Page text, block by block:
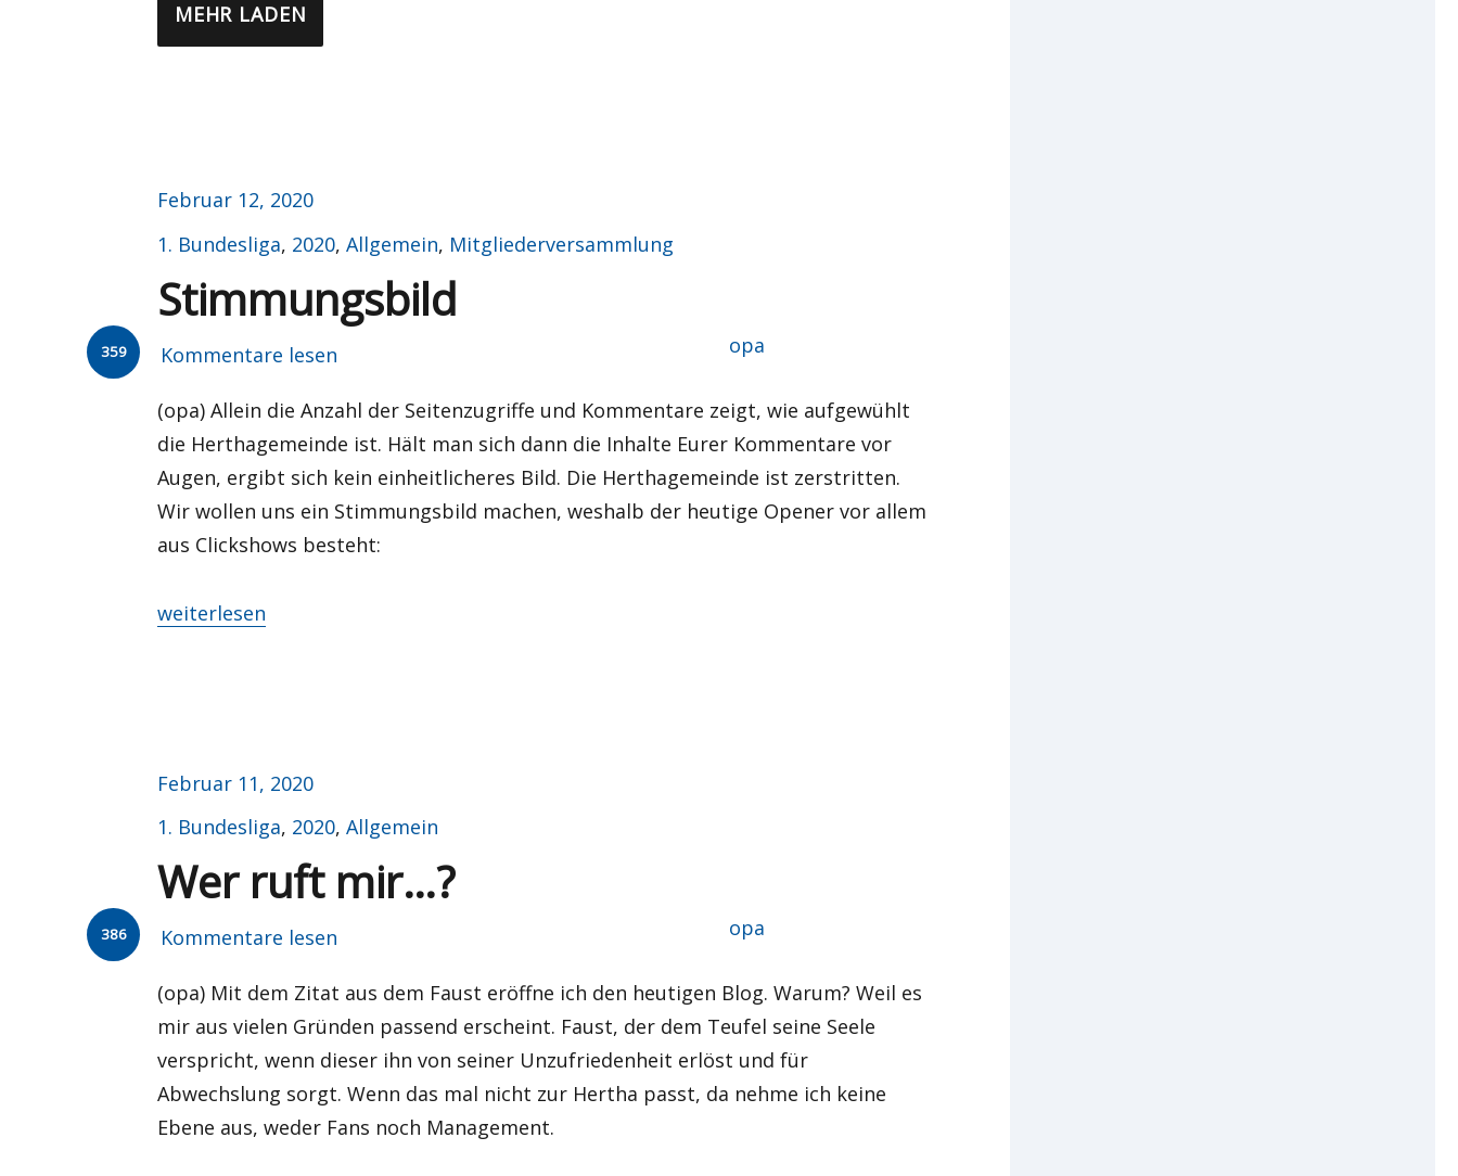
MEHR LADEN
Veröffentlicht
am
Februar 12, 2020
Kategorien
1. Bundesliga, 2020,Allgemein, Mitgliederversammlung
Stimmungsbild
359 Kommentare lesen Autor
opa
(opa) Allein die Anzahl der Seitenzugriffe und Kommentare zeigt, wie aufgewühlt
die Herthagemeinde ist. Hält man sich dann die Inhalte Eurer Kommentare vor
Augen, ergibt sich kein einheitlicheres Bild. Die Herthagemeinde ist zerstritten.
Wir wollen uns ein Stimmungsbild machen, weshalb der heutige Opener vor allem
aus Clickshows besteht:
„Stimmungsbild“
weiterlesen
Veröffentlicht
am
Februar 11, 2020
Kategorien
1. Bundesliga, 2020,Allgemein
Wer ruft mir…?
386 Kommentare lesen Autor
opa
(opa) Mit dem Zitat aus dem Faust eröffne ich den heutigen Blog. Warum? Weil es
mir aus vielen Gründen passend erscheint. Faust, der dem Teufel seine Seele
verspricht, wenn dieser ihn von seiner Unzufriedenheit erlöst und für
Abwechslung sorgt. Wenn das mal nicht zur Hertha passt, da nehme ich keine
Ebene aus, weder Fans noch Management.